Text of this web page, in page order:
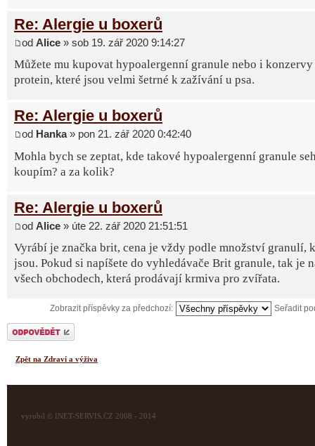
Re: Alergie u boxerů
od Alice » sob 19. zář 2020 9:14:27
Můžete mu kupovat hypoalergenní granule nebo i
protein, které jsou velmi šetrné k zažívání u psa.
Re: Alergie u boxerů
od Hanka» pon 21. zář 2020 0:42:40
Mohla bych se zeptat, kde takové hypoalergenní granule
koupím? a za kolik?
Re: Alergie u boxerů
od Alice » úte 22. zář 2020 21:51:51
Vyrábí je značka brit, cena je vždy podle množství granulí,
jsou. Pokud si napíšete do vyhledávače Brit granule, tak je
všech obchodech, která prodávají krmiva pro zvířata.
Zobrazit příspěvky za předchozí: Seřadit
Odeslat odpověď
Zpět na Zdraví a výživa
vyrobil © INET-SERVIS.CZ 2008 - 2014